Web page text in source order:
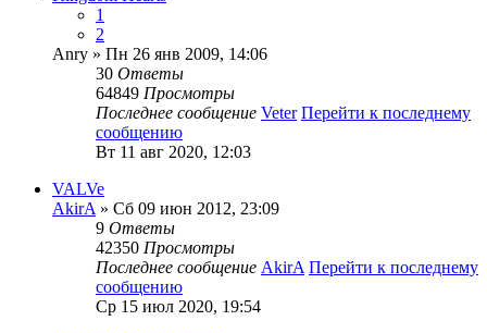
1
2
Anry » Пн 26 янв 2009, 14:06
30 Ответы
64849 Просмотры
Последнее сообщение Veter Перейти к последнему
сообщению
Вт 11 авг 2020, 12:03
VALVe
AkirA » Сб 09 июн 2012, 23:09
9 Ответы
42350 Просмотры
Последнее сообщение AkirA Перейти к последнему
сообщению
Ср 15 июл 2020, 19:54